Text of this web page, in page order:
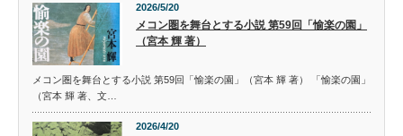
2026/5/20
メコン圏を舞台とする小説 第59回「愉楽の園」
（宮本 輝 著）
メコン圏を舞台とする小説 第59回「愉楽の園」（宮本 輝 著） 「愉楽の園」
（宮本 輝 著、文…
2026/4/20